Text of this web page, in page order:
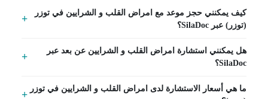
كيف يمكنني حجز موعد مع امراض القلب و الشرايين في توزر
(توزر) عبر SilaDoc؟
هل يمكنني استشارة امراض القلب و الشرايين عن بعد عبر
SilaDoc؟
ما هي أسعار الاستشارة لدى امراض القلب و الشرايين في توزر